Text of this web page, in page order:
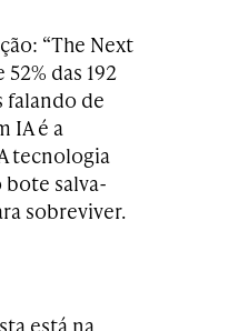
“The Next
das 192
falando de
IA é a
tecnologia
salva-
sobreviver.
está na